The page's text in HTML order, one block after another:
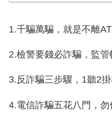
1.千騙萬騙，就是不離
2.檢警要錢必詐騙，監管
3.反詐騙三步驟，1聽2掛
4.電信詐騙五花八門，勿